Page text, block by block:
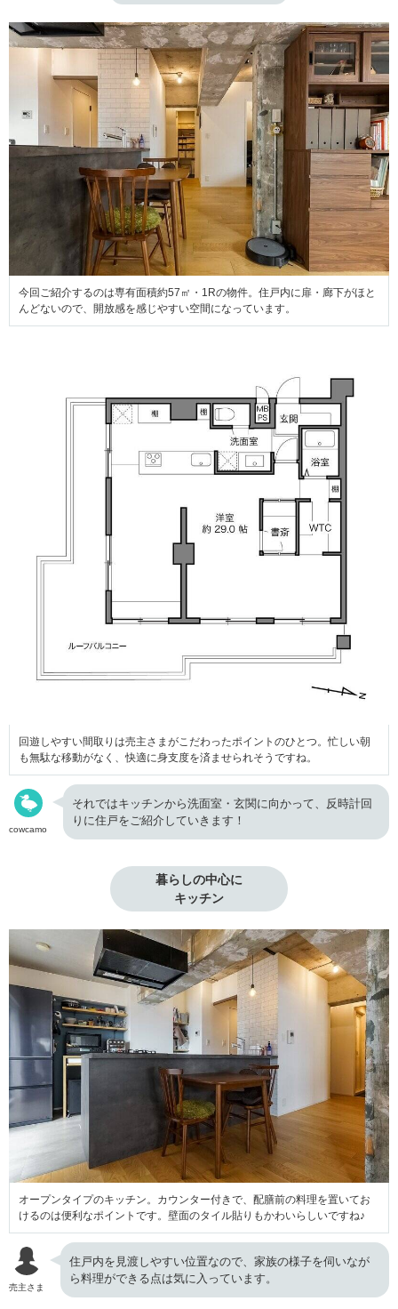
今回ご紹介するのは専有面積約57㎡・1Rの物件。住戸内に扉・廊下がほと
んどないので、開放感を感じやすい空間になっています。
回遊しやすい間取りは売主さまがこだわったポイントのひとつ。忙しい朝
も無駄な移動がなく、快適に身支度を済ませられそうですね。
cowcamo
それではキッチンから洗面室・玄関に向かって、反時計回
りに住戸をご紹介していきます！
暮らしの中心に
キッチン
オープンタイプのキッチン。カウンター付きで、配膳前の料理を置いてお
けるのは便利なポイントです。壁面のタイル貼りもかわいらしいですね♪
売主さま
住戸内を見渡しやすい位置なので、家族の様子を伺いなが
ら料理ができる点は気に入っています。